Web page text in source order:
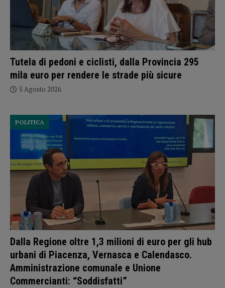
Tutela di pedoni e ciclisti, dalla Provincia 295
mila euro per rendere le strade più sicure
5 Agosto 2026
Dalla Regione oltre 1,3 milioni di euro per gli hub
urbani di Piacenza, Vernasca e Calendasco.
Amministrazione comunale e Unione
Commercianti: “Soddisfatti”
POLITICA